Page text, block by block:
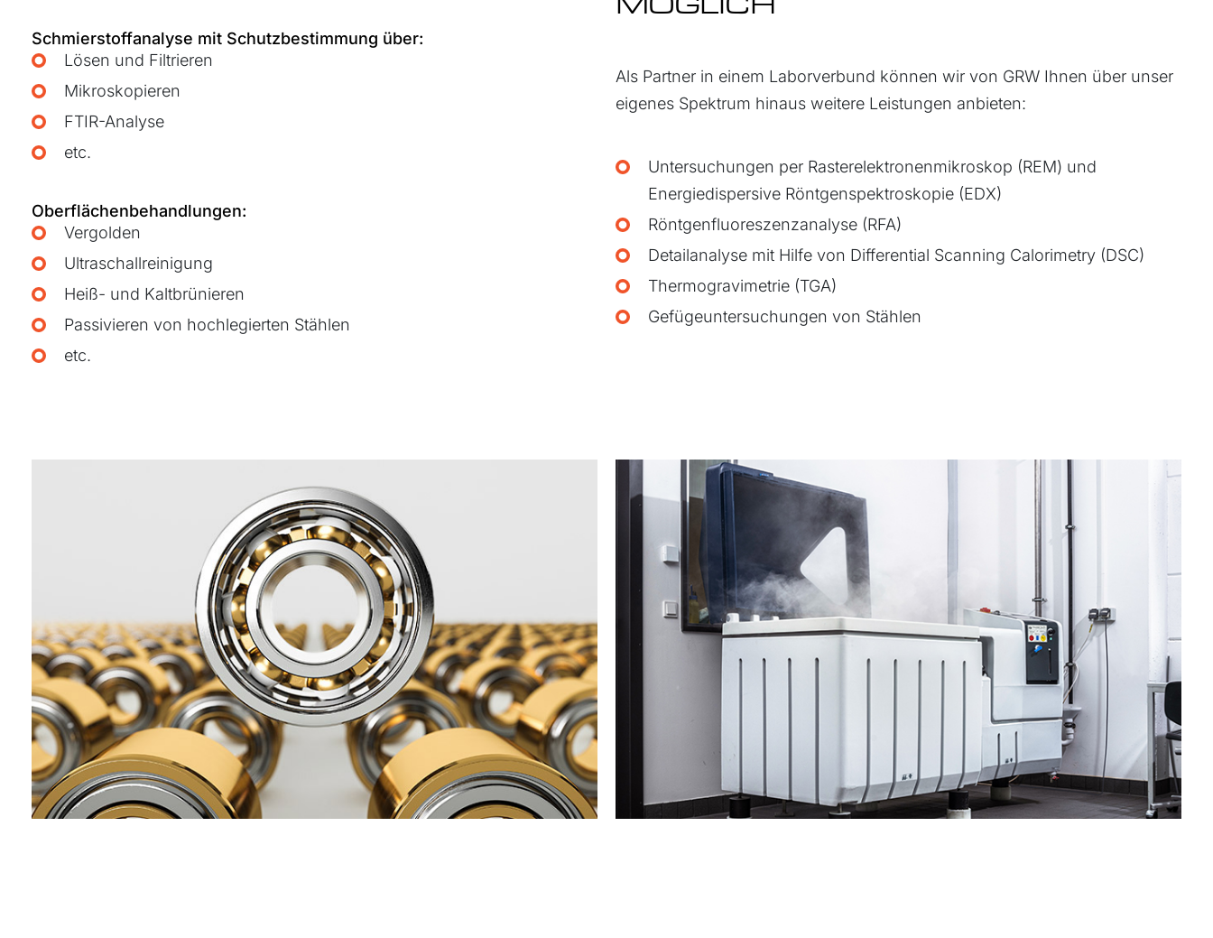
Schmierstoffanalyse mit Schutzbestimmung über:
Lösen und Filtrieren
Mikroskopieren
FTIR-Analyse
etc.
Oberflächenbehandlungen:
Vergolden
Ultraschallreinigung
Heiß- und Kaltbrünieren
Passivieren von hochlegierten Stählen
etc.
Als Partner in einem Laborverbund können wir von GRW Ihnen über unser
eigenes Spektrum hinaus weitere Leistungen anbieten:
Untersuchungen per Rasterelektronenmikroskop (REM) und
Energiedispersive Röntgenspektroskopie (EDX)
Röntgenfluoreszenzanalyse (RFA)
Detailanalyse mit Hilfe von Differential Scanning Calorimetry (DSC)
Thermogravimetrie (TGA)
Gefügeuntersuchungen von Stählen